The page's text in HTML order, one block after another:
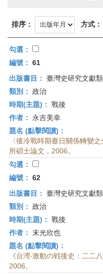
首
頁
排序： 方式：
勾選：
編號： 61
出版書目： 臺灣史研究文獻
類別： 政治
時期(主題)： 戰後
作者：
永吉美幸
題名 (點擊閱讀)：
〈後冷戰時期臺日關係轉變
所碩士論文，2006。
勾選：
編號： 62
出版書目： 臺灣史研究文獻
類別： 政治
時期(主題)： 戰後
作者： 末光欣也
題名 (點擊閱讀)：
《台湾‧激動の戦後史：二二
2006。